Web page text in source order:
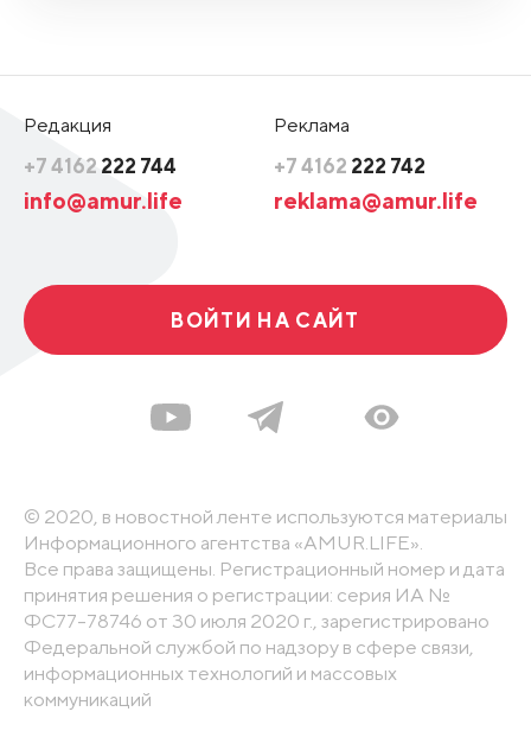
Редакция
+7 4162 222 744
info@amur.life
Реклама
+7 4162 222 742
reklama@amur.life
ВОЙТИ НА САЙТ
© 2020, в новостной ленте используются материалы
Информационного агентства «AMUR.LIFE».
Все права защищены. Регистрационный номер и дата
принятия решения о регистрации: серия ИА №
ФС77-78746 от 30 июля 2020 г., зарегистрировано
Федеральной службой по надзору в сфере связи,
информационных технологий и массовых
коммуникаций